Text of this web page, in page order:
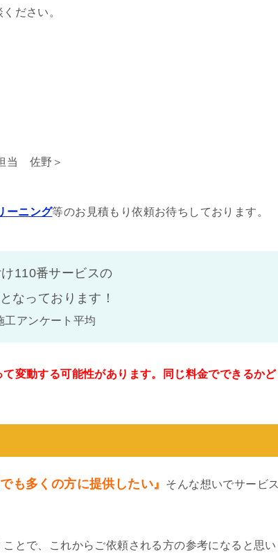
ださい。
当 佐野＞
ーニング等のお見積もり依頼お待ちしております。
110番サービスの
なっております！
アンケート平均
変動する可能性があります。同じ料金でできるかど
も多くの方に提供したい』
そんな想いでサービス
とで、これからご依頼される方の参考になると思い